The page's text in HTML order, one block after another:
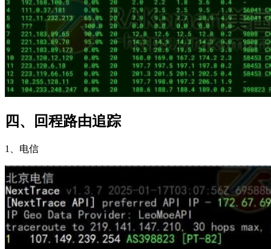
四、回程路由追踪
1、电信